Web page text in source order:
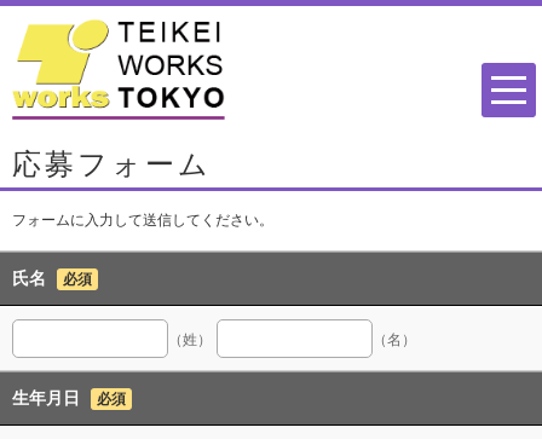
応募フォーム
フォームに入力して送信してください。
氏名 必須
（姓） （名）
生年月日 必須